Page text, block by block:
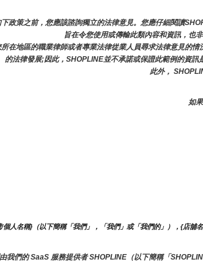
政策之前，您應該諮詢獨立的法律意見。您應仔細閱讀
旨在令您使用或傳輸此類內容和資訊，也
在地區的職業律師或者專業法律從業人員尋求法律意見的
的法律發展;因此，SHOPLINE並不承諾或保證此範例的資
此外，
如
個人名稱}（以下簡稱「我們」，「我們」或「我們的」），{店舖
我們的 SaaS 服務提供者 SHOPLINE（以下簡稱「